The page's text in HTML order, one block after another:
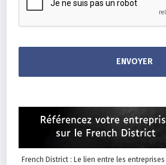
French District : Le lien entre les